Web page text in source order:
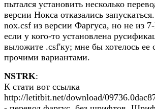
пытался установить несколько
версии Нокса отказались
nox.csf из версии Фаргуса, но не из
если у кого-то установлена
выложите .csf'ку; мне бы хотелось ее
прочими вариантами.
NSTRK:
К стати вот ссылка
http://letitbit.net/download/